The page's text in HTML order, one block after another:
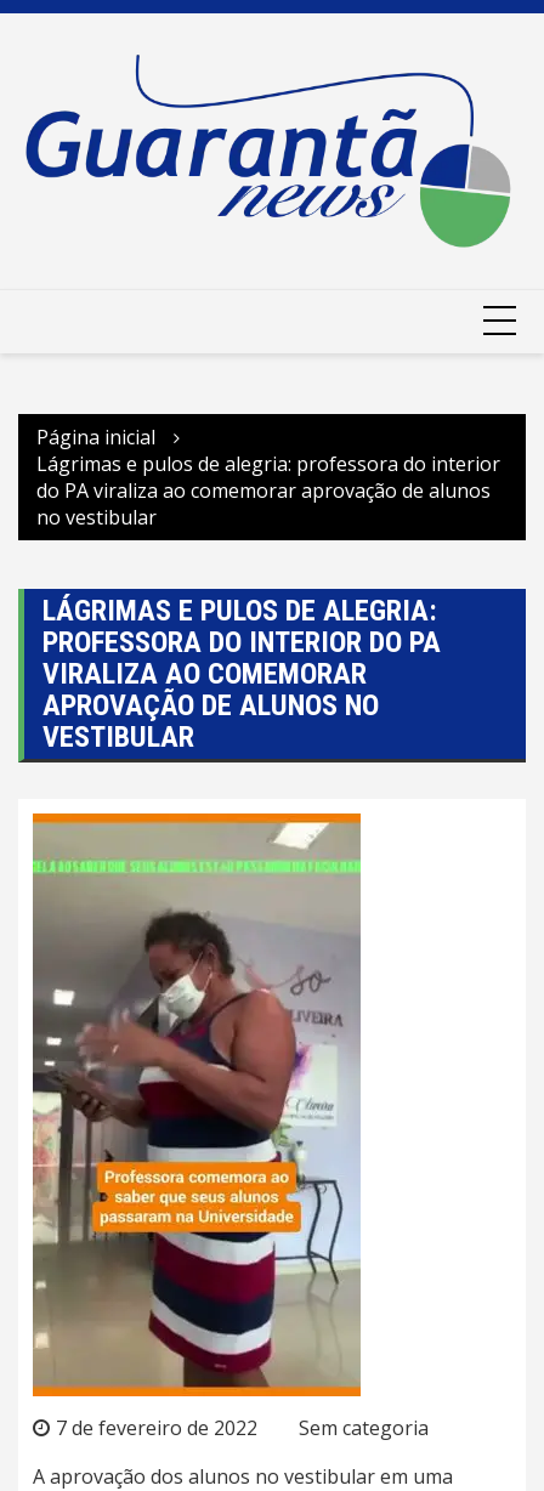
Ir
Página inicial
Lágrimas e pulos de alegria: professora do interior
do PA viraliza ao comemorar aprovação de alunos
no vestibular
LÁGRIMAS E PULOS DE ALEGRIA:
PROFESSORA DO INTERIOR DO PA
VIRALIZA AO COMEMORAR
APROVAÇÃO DE ALUNOS NO
VESTIBULAR
7 de fevereiro de 2022
Sem categoria
A aprovação dos alunos no vestibular em uma